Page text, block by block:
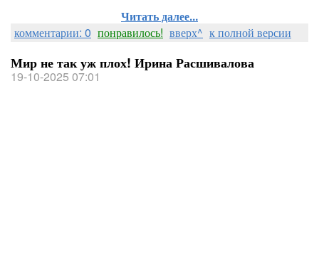
Читать далее...
комментарии: 0 понравилось! вверх^ к полной версии
Мир не так уж плох! Ирина Расшивалова
19-10-2025 07:01